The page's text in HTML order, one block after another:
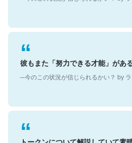
彼もまた「努力できる才能」があ
トークンについて解説していて素